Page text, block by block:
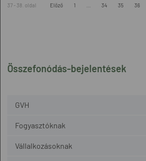
Összefonódás-bejelentések
GVH
Fogyasztóknak
Vállalkozásoknak
37 - 38. oldal Előző 1 34 35 36